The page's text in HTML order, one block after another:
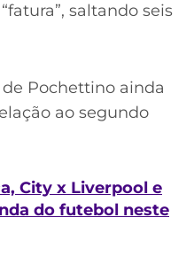
saltando seis
Pochettino ainda
ao segundo
City x Liverpool e
do futebol neste